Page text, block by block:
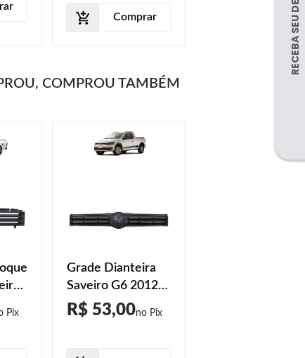
Comprar
COMPROU TAMBÉM
Grade Dianteira
Saveiro G6 2012
2013 2014 2015
2016 Preto
R$ 53,00